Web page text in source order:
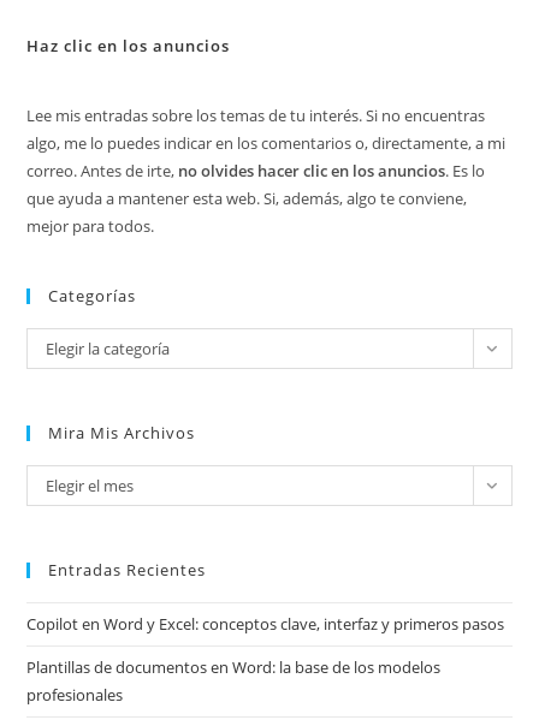
Haz clic en los anuncios
Lee mis entradas sobre los temas de tu interés. Si no encuentras
algo, me lo puedes indicar en los comentarios o, directamente, a mi
correo. Antes de irte, no olvides hacer clic en los anuncios. Es lo
que ayuda a mantener esta web. Si, además, algo te conviene,
mejor para todos.
Categorías
Categorías
Elegir la categoría
Mira Mis Archivos
Mira
mis
Elegir el mes
Entradas Recientes
Copilot en Word y Excel: conceptos clave, interfaz y primeros pasos
Plantillas de documentos en Word: la base de los modelos
profesionales